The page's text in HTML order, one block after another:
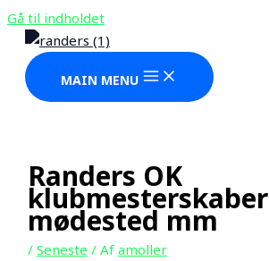
Gå til indholdet
MAIN MENU
Randers OK
klubmesterskaber
mødested mm
/Seneste / Afamoller